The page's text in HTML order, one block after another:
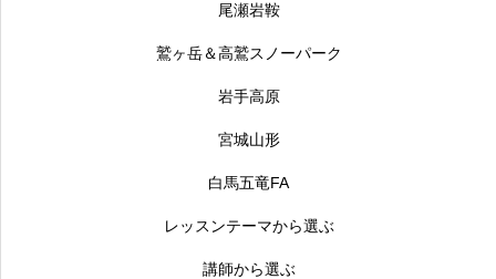
尾瀬岩鞍
鷲ヶ岳＆高鷲スノーパーク
岩手高原
宮城山形
白馬五竜FA
レッスンテーマから選ぶ
講師から選ぶ